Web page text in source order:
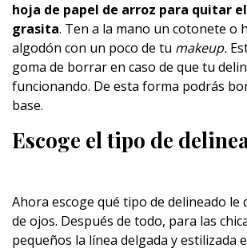
hoja de papel de arroz para quitar
grasita. Ten a la mano un cotonete o
algodón con un poco de tu makeup.
goma de borrar en caso de que tu
funcionando. De esta forma podrás
base.
Escoge el tipo de
Ahora escoge qué tipo de delineado le
de ojos. Después de todo, para las
pequeños la línea delgada y estilizada